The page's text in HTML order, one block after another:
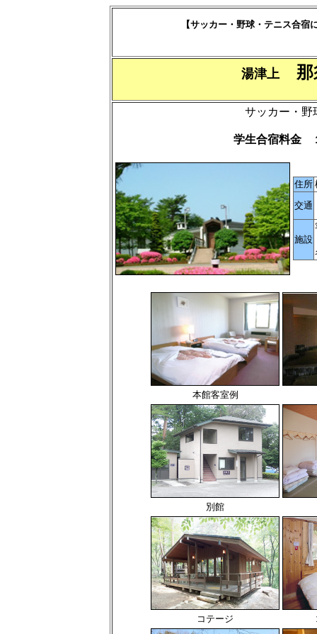
【サッカー・野球・テニス合
湯津上那
サッカー・野
学生合宿料金
住所
交通
施設
本館客室例
別館
コテージ